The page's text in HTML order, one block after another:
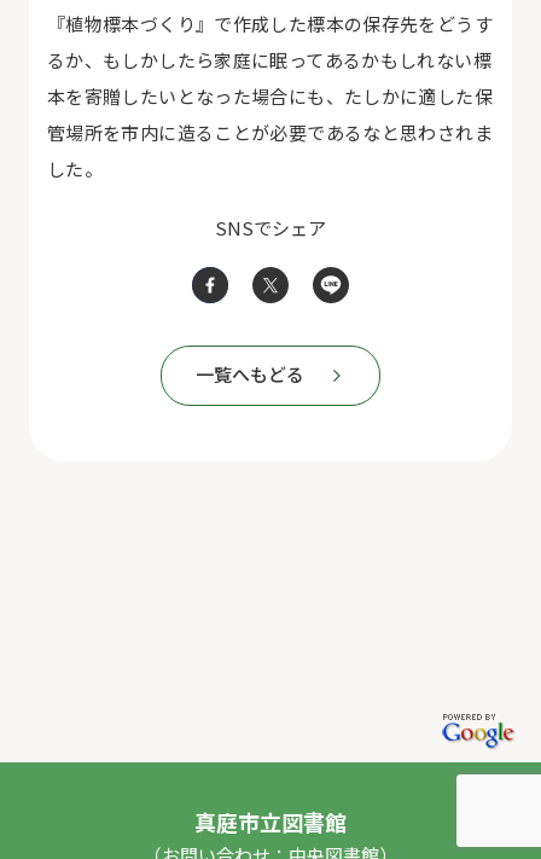
『植物標本づくり』で作成した標本の保存先をどうす
るか、もしかしたら家庭に眠ってあるかもしれない標
本を寄贈したいとなった場合にも、たしかに適した保
管場所を市内に造ることが必要であるなと思わされま
した。
SNSでシェア
一覧へもどる
真庭市立図書館